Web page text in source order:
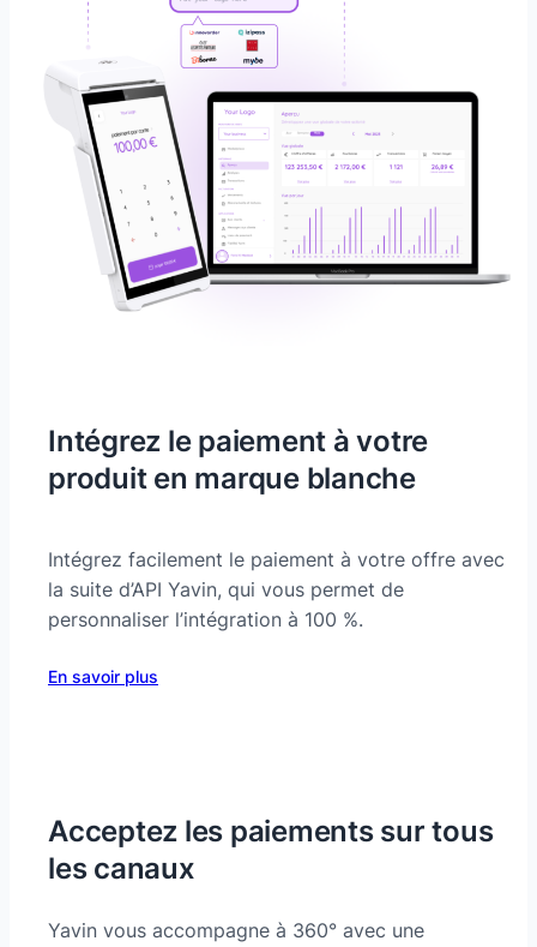
Intégrez le paiement à votre
produit en marque blanche
Intégrez facilement le paiement à votre offre avec
la suite d’API Yavin, qui vous permet de
personnaliser l’intégration à 100 %.
En savoir plus
Acceptez les paiements sur tous
les canaux
Yavin vous accompagne à 360° avec une